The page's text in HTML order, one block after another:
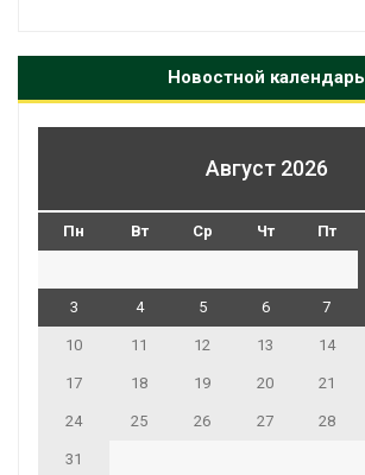
Новостной календарь
Август 2026
Пн Вт Ср Чт Пт
3 4 5 6 7
10 11 12 13 14
17 18 19 20 21
24 25 26 27 28
31